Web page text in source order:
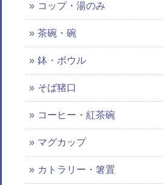
コップ・湯のみ
茶碗・碗
鉢・ボウル
そば猪口
コーヒー・紅茶碗
マグカップ
カトラリー・箸置